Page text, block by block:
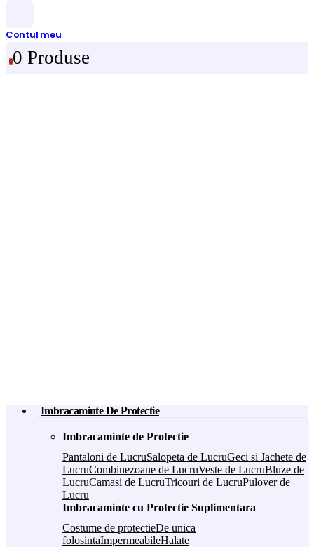
Contul meu
00 Produse
Imbracaminte De Protectie
Imbracaminte de Protectie
Pantaloni de LucruSalopeta de LucruGeci si Jachete de
LucruCombinezoane de LucruVeste de LucruBluze de
LucruCamasi de LucruTricouri de LucruPulover de
Lucru
Imbracaminte cu Protectie Suplimentara
Costume de protectieDe unica
folosintaImpermeabileHalate